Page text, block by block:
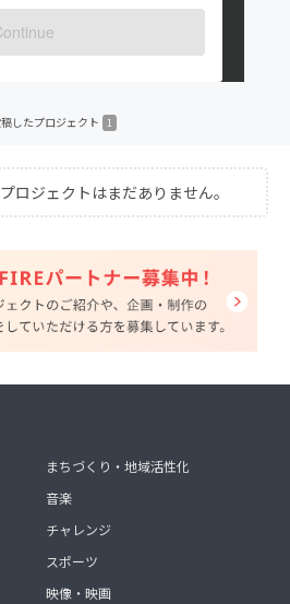
したプロジェクト 1
ロジェクトはまだありません。
まちづくり・地域活性化
音楽
チャレンジ
スポーツ
映像・映画